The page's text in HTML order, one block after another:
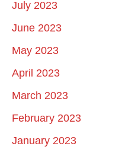
July 2023
June 2023
May 2023
April 2023
March 2023
February 2023
January 2023